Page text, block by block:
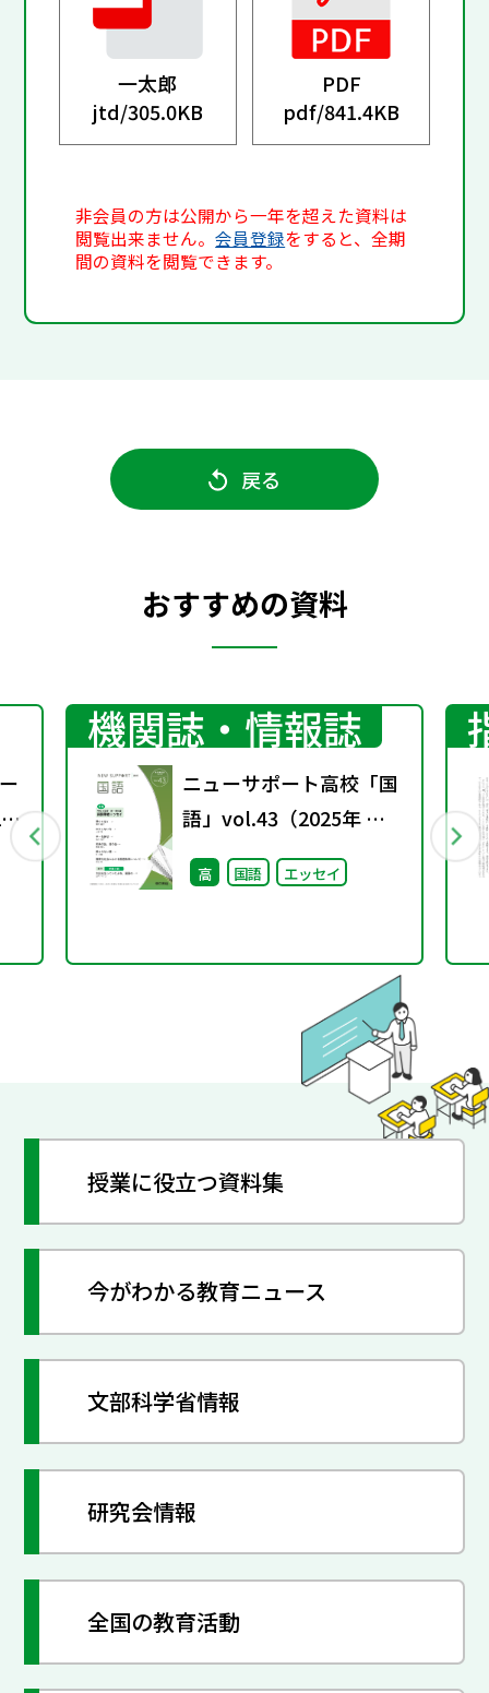
一太郎
jtd/305.0KB
PDF
pdf/841.4KB
非会員の方は公開から一年を超えた資料は
閲覧出来ません。会員登録をすると、全期
間の資料を閲覧できます。
戻る
おすすめの資料
機関誌・情報誌
ニューサポート高校「国
語」vol.43（2025年 春
号）
高 国語 エッセイ
授業に役立つ資料集
今がわかる教育ニュース
文部科学省情報
研究会情報
全国の教育活動